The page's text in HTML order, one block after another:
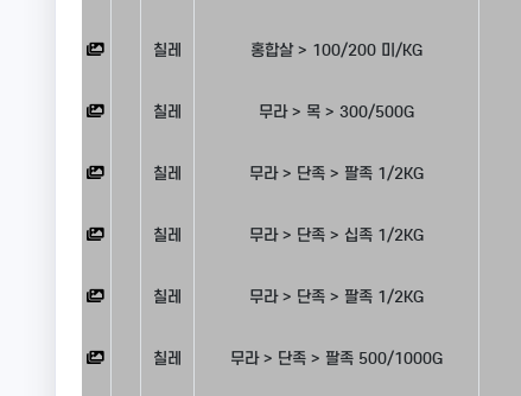
칠레 홍합살 > 100/200 미/KG
칠레 무라 > 목 > 300/500G
칠레 무라 > 단족 > 팔족 1/2KG
칠레 무라 > 단족 > 십족 1/2KG
칠레 무라 > 단족 > 팔족 1/2KG
칠레 무라 > 단족 > 팔족 500/1000G